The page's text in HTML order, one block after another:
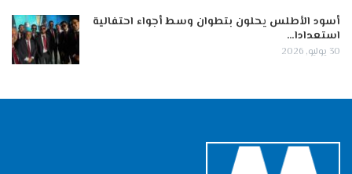
أسود الأطلس يحلون بتطوان وسط أجواء احتفالية
استعدادا…
30 يوليو, 2026